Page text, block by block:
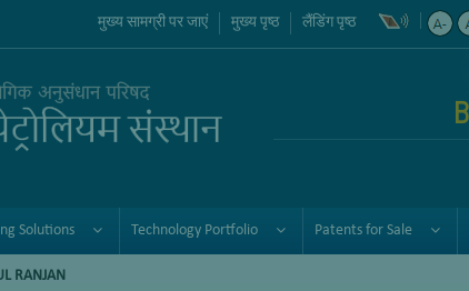
मुख्य सामग्री पर जाएं मुख्य पृष्ठ लैंडिंग पृष्ठ
Solutions Technology Portfolio Patents for Sale
RANJAN